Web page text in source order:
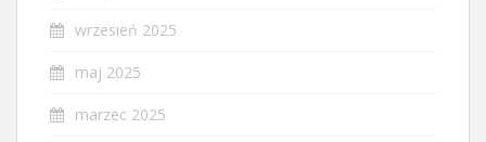
wrzesień 2025
maj 2025
marzec 2025